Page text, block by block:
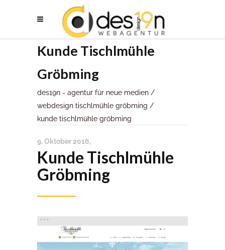
Kunde Tischlmühle
Gröbming
des19n - agentur für neue medien /
webdesign tischlmühle gröbming /
kunde tischlmühle gröbming
9. Oktober 2016
Kunde Tischlmühle
Gröbming